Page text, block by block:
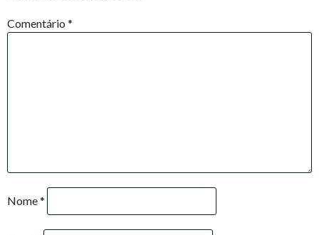
Comentário *
Nome*